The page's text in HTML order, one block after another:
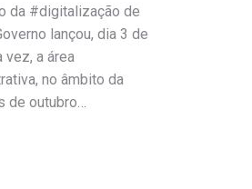
da #digitalização de
lançou, dia 3 de
a área
no âmbito da
de outubro…